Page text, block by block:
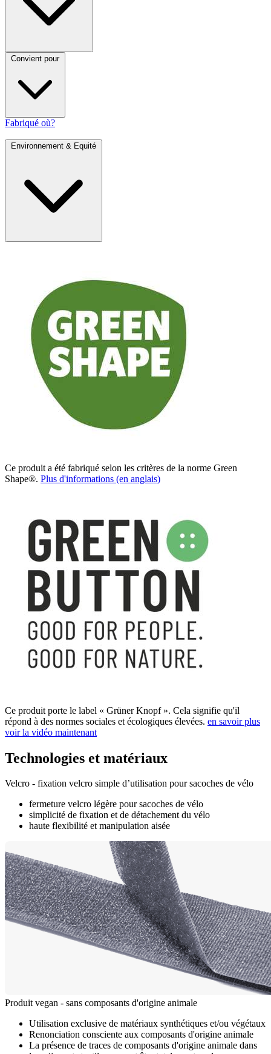
Convient pour
Fabriqué où?
Environnement & Equité
Ce produit a été fabriqué selon les critères de la norme Green
Shape®. Plus d'informations (en anglais)
Ce produit porte le label « Grüner Knopf ». Cela signifie qu'il
répond à des normes sociales et écologiques élevées. en savoir plus
voir la vidéo maintenant
Technologies et matériaux
Velcro - fixation velcro simple d’utilisation pour sacoches de vélo
fermeture velcro légère pour sacoches de vélo
simplicité de fixation et de détachement du vélo
haute flexibilité et manipulation aisée
Produit vegan - sans composants d'origine animale
Utilisation exclusive de matériaux synthétiques et/ou végétaux
Renonciation consciente aux composants d'origine animale
La présence de traces de composants d'origine animale dans